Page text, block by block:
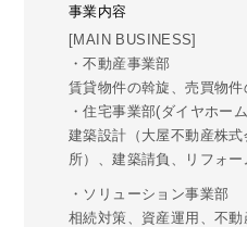
事業内容
[MAIN BUSINESS]
・不動産事業部
賃貸物件の斡旋、売買物
・住宅事業部(ダイヤホー
建築設計（大屋不動産株
所）、建築請負、リフォー
・ソリューション事業部
相続対策、資産運用、不